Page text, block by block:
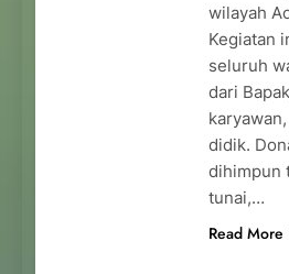
wilayah
Kegiatan
seluruh
dari
didik.
dihimpun
tunai,…
Read More